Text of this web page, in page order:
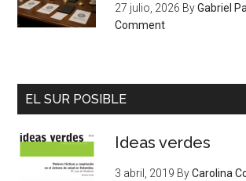
27 julio, 2026 ByGabriel
Comment
EL SUR POSIBLE
Ideas verdes
3 abril, 2019 ByCarolina